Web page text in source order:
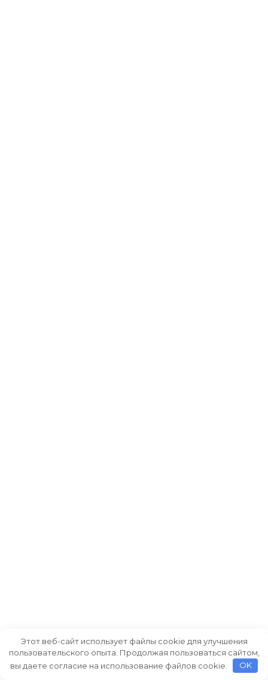
Этот веб-сайт использует файлы cookie для улучшения
пользовательского опыта. Продолжая пользоваться сайтом,
вы даете согласие на использование файлов cookie.
OK